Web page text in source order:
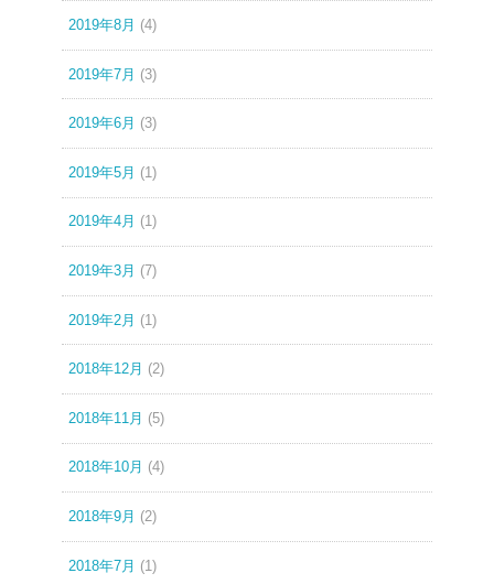
2019年8月 (4)
2019年7月 (3)
2019年6月 (3)
2019年5月 (1)
2019年4月 (1)
2019年3月 (7)
2019年2月 (1)
2018年12月 (2)
2018年11月 (5)
2018年10月 (4)
2018年9月 (2)
2018年7月 (1)